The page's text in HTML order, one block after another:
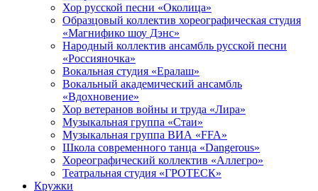
Хор русской песни «Околица»
Образцовый коллектив хореографическая студия
«Магнифико шоу Дэнс»
Народный коллектив ансамбль русской песни
«Россияночка»
Вокальная студия «Ералаш»
Вокальный академический ансамбль
«Вдохновение»
Хор ветеранов войны и труда «Лира»
Музыкальная группа «Стаи»
Музыкальная группа ВИА «FFA»
Школа современного танца «Dangerous»
Хореографический коллектив «Аллегро»
Театральная студия «ГРОТЕСК»
Кружки